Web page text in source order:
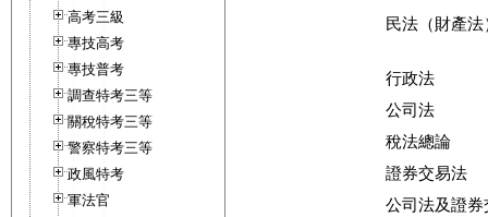
高考三級
專技高考
專技普考
調查特考三等
關稅特考三等
警察特考三等
政風特考
軍法官
民法（財產法
行政法
公司法
稅法總論
證券交易法
公司法及證